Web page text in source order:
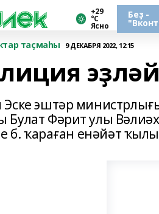
+29
°С
Ясно
Беҙ -
таҫмаһы
9 ДЕКАБРЯ 2022, 12:15
Эске эштәр
Булат Фәрит улы
б. ҡараған енәйәт